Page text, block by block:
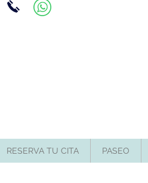
RESERVA TU CITA PASEO